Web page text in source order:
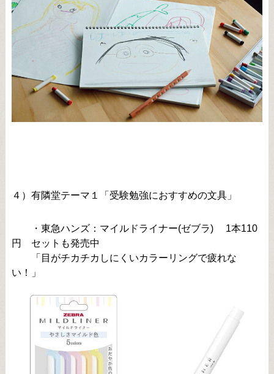
４）有隣堂テーマ１「受験勉強におすすめの文具」
・東急ハンズ：マイルドライナー(ゼブラ) 1本110
円 セットも発売中
「目がチカチカしにくいカラーリングで疲れな
い！」